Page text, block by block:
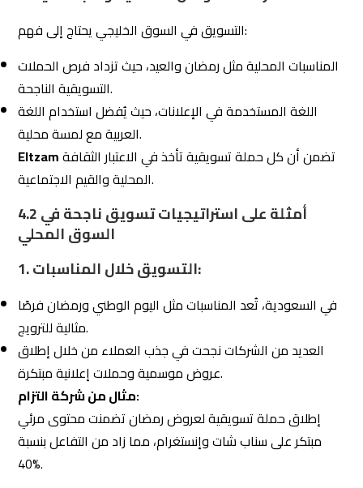
2.
اس
التعاون مع مؤثرين سعوديين أو خليجيين يُساعد في بناء الثقة
وزيادة الوعي بالعلامة التجارية.
المؤثرون لديهم جمهور كبير يتفاعل مع توصياتهم، مما يجعل
هذه الاستراتيجية فعّالة جدًا.
Eltzamتمتلك شبكة علاقات قوية مع المؤثرين المحليين، مما
الحملات الإعلانية المكتوبة بلغة عربية بسيطة وموجهة
للجمهور الخليجي تُحقق أداءً أفضل.
التركيز على الحلول التي يبحث عنها العملاء مثل “أفضل عروض
التسوق” أو “عقارات للبيع في الرياض”.
Eltzamنجحت في تحسين استهداف الجمهور باستخدام إعلانات
4.3لماذا شركة التزام هي الأفضل في السوق
المحلي؟